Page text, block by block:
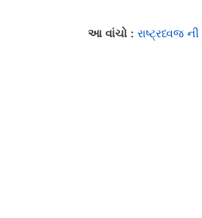
આ વાંચો : રાષ્ટ્રધ્વજ